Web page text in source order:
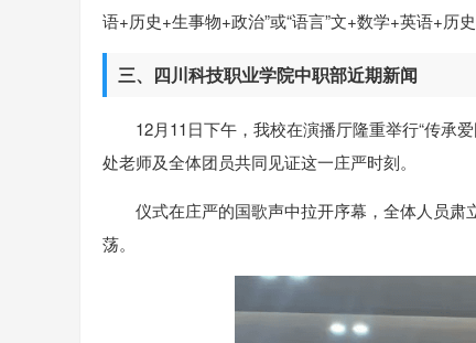
语+历史+⽣事物+政治”或“语言”⽂+数学+英语+历
三、四川科技职业学院中职部近期新闻
12月11日下午，我校在演播厅隆重举行“传承
处老师及全体团员共同见证这一庄严时刻。
仪式在庄严的国歌声中拉开序幕，全体人员
荡。